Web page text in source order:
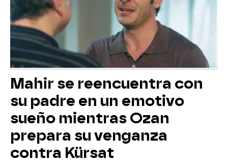
Mahir se reencuentra con
su padre en un emotivo
sueño mientras Ozan
prepara su venganza
contra Kürsat